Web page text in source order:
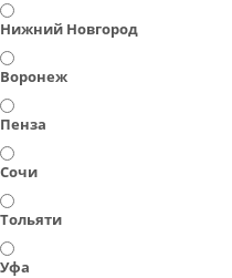
Нижний Новгород
Воронеж
Пенза
Сочи
Тольяти
Уфа